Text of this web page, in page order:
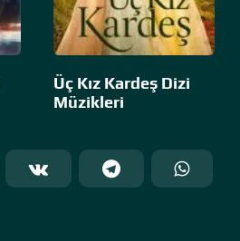
Üç Kız Kardeş Dizi
Müzikleri